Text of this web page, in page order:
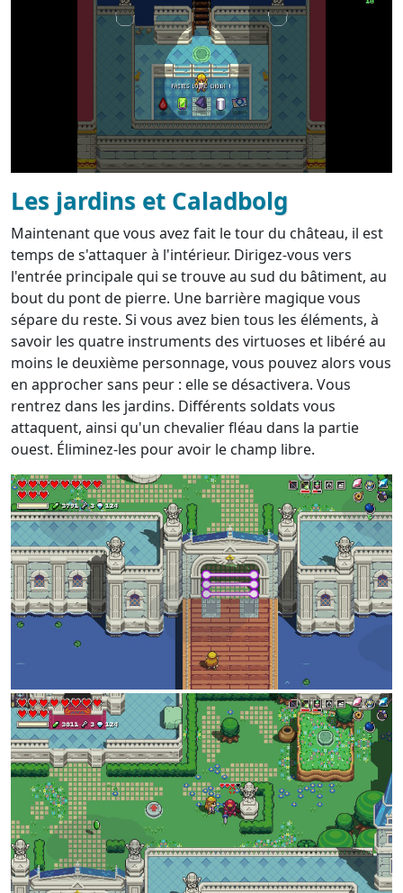
Les jardins et Caladbolg
Maintenant que vous avez fait le tour du château, il est
temps de s'attaquer à l'intérieur. Dirigez-vous vers
l'entrée principale qui se trouve au sud du bâtiment, au
bout du pont de pierre. Une barrière magique vous
sépare du reste. Si vous avez bien tous les éléments, à
savoir les quatre instruments des virtuoses et libéré au
moins le deuxième personnage, vous pouvez alors vous
en approcher sans peur : elle se désactivera. Vous
rentrez dans les jardins. Différents soldats vous
attaquent, ainsi qu'un chevalier fléau dans la partie
ouest. Éliminez-les pour avoir le champ libre.